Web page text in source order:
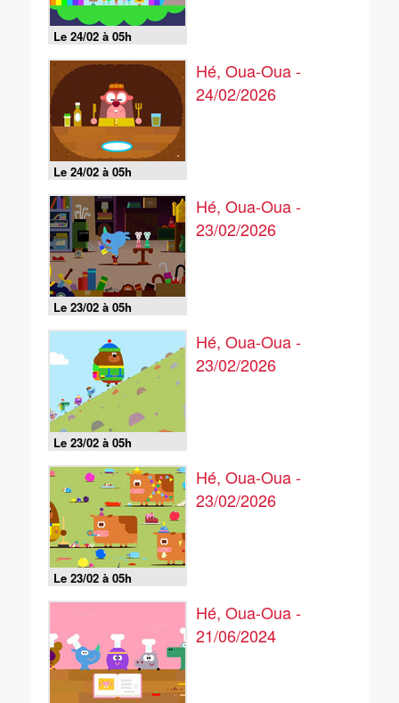
Le 24/02 à 05h
Le 24/02 à 05h
Hé, Oua-Oua -
24/02/2026
Le 23/02 à 05h
Hé, Oua-Oua -
23/02/2026
Le 23/02 à 05h
Hé, Oua-Oua -
23/02/2026
Le 23/02 à 05h
Hé, Oua-Oua -
23/02/2026
Hé, Oua-Oua -
21/06/2024